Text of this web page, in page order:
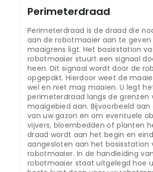
Perimeterdraad
Perimeterdraad is de draad die
aan de robotmaaier aan te geven
maaigrens ligt. Het basisstation
robotmaaier stuurt een signaal
heen. Dit signaal wordt door de
opgepakt. Hierdoor weet de
wel en niet mag maaien. U legt
perimeterdraad langs de grenzen
maaigebied aan. Bijvoorbeeld aan
van uw gazon en om eventuele
vijvers, bloembedden of planten
draad wordt aan het begin en
aangesloten aan het basisstation
robotmaaier. In de handleiding
robotmaaier staat uitgelegd hoe